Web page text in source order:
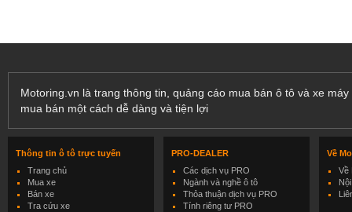
Motoring.vn là trang thông tin, quảng cáo mua bán ô tô và xe
mua bán một cách dễ dàng và tiện lợi
Thông tin ô tô trực tuyến
Trang chủ
Mua xe
Bán xe
Tra cứu xe
PRO-DEALER
Các dịch vụ PRO
Ngành và nghề ô tô
Thỏa thuận dịch vụ PRO
Tính riêng tư PRO
Về
Về